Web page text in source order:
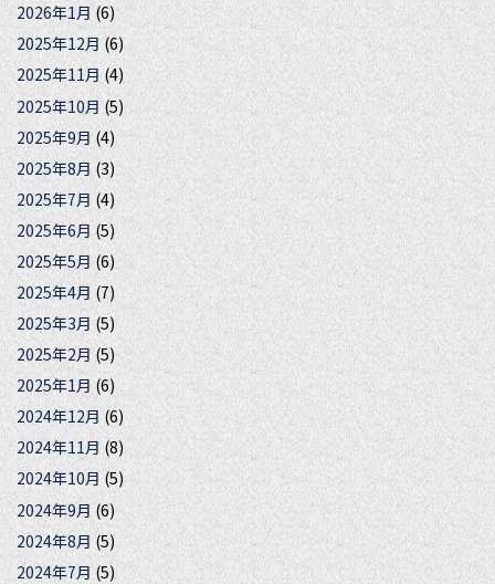
2026年1月(6)
2025年12月 (6)
2025年11月 (4)
2025年10月 (5)
2025年9月(4)
2025年8月 (3)
2025年7月(4)
2025年6月 (5)
2025年5月 (6)
2025年4月 (7)
2025年3月(5)
2025年2月(5)
2025年1月(6)
2024年12月 (6)
2024年11月 (8)
2024年10月 (5)
2024年9月 (6)
2024年8月(5)
2024年7月(5)